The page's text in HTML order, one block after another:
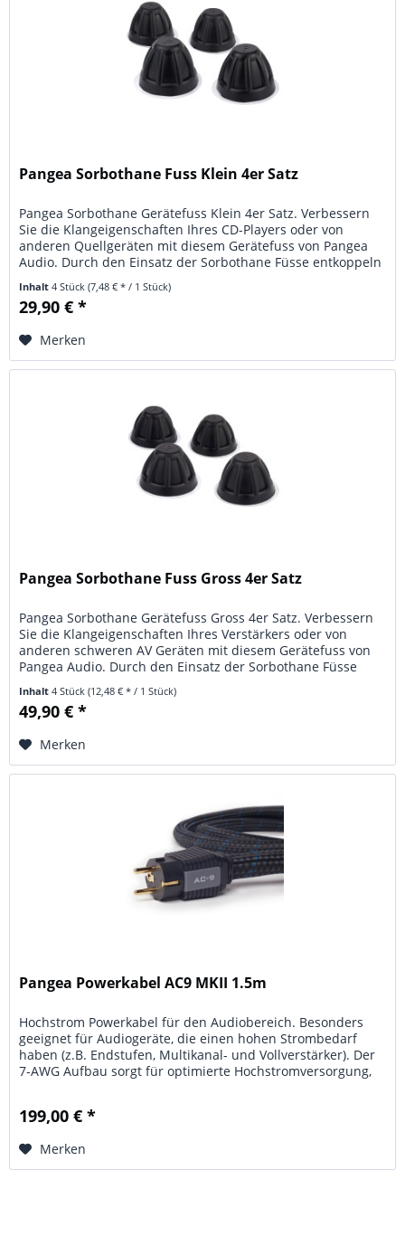
Pangea Sorbothane Fuss Klein 4er Satz
Pangea Sorbothane Gerätefuss Klein 4er Satz. Verbessern
Sie die Klangeigenschaften Ihres CD-Players oder von
anderen Quellgeräten mit diesem Gerätefuss von Pangea
Audio. Durch den Einsatz der Sorbothane Füsse entkoppeln
Inhalt4 Stück(7,48 € * / 1 Stück)
29,90 € *
Merken
Pangea Sorbothane Fuss Gross 4er Satz
Pangea Sorbothane Gerätefuss Gross 4er Satz. Verbessern
Sie die Klangeigenschaften Ihres Verstärkers oder von
anderen schweren AV Geräten mit diesem Gerätefuss von
Pangea Audio. Durch den Einsatz der Sorbothane Füsse
Inhalt4 Stück(12,48 € * / 1 Stück)
49,90 € *
Merken
Pangea Powerkabel AC9 MKII 1.5m
Hochstrom Powerkabel für den Audiobereich. Besonders
geeignet für Audiogeräte, die einen hohen Strombedarf
haben (z.B. Endstufen, Multikanal- und Vollverstärker). Der
7-AWG Aufbau sorgt für optimierte Hochstromversorgung,
199,00 € *
Merken